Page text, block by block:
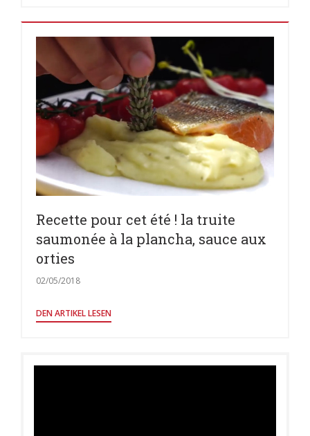
Recette pour cet été ! la truite
saumonée à la plancha, sauce aux
orties
02/05/2018
DEN ARTIKEL LESEN((ÖFFNET EIN NEUES FENSTER))